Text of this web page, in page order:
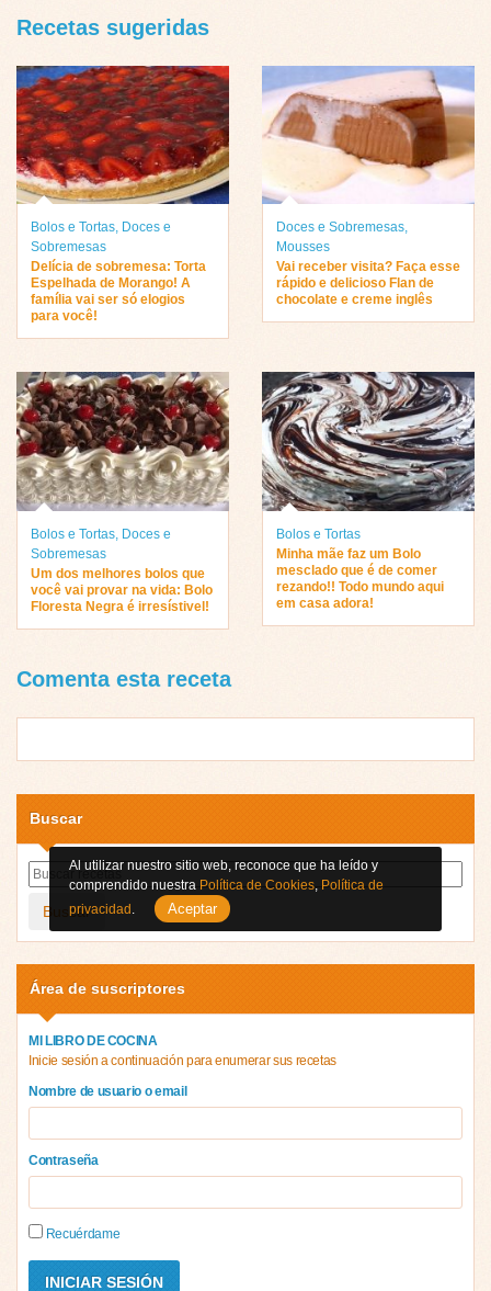
Recetas sugeridas
Bolos e Tortas, Doces e
Sobremesas
Delícia de sobremesa: Torta
Espelhada de Morango! A
família vai ser só elogios
para você!
Doces e Sobremesas,
Mousses
Vai receber visita? Faça esse
rápido e delicioso Flan de
chocolate e creme inglês
Bolos e Tortas, Doces e
Sobremesas
Um dos melhores bolos que
você vai provar na vida: Bolo
Floresta Negra é irresístivel!
Bolos e Tortas
Minha mãe faz um Bolo
mesclado que é de comer
rezando!! Todo mundo aqui
em casa adora!
Comenta esta receta
Buscar
Buscar
Área de suscriptores
MI LIBRO DE COCINA
Inicie sesión a continuación para enumerar sus recetas
Nombre de usuario o email
Contraseña
Recuérdame
Al utilizar nuestro sitio web, reconoce que ha leído y
comprendido nuestra Política de Cookies, Política de
privacidad . Aceptar